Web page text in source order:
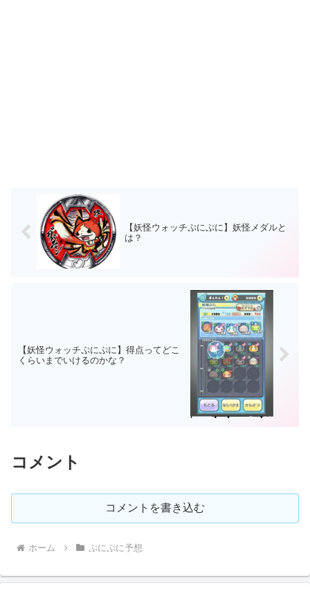
【妖怪ウォッチぷにぷに】妖怪メダルと
は？
【妖怪ウォッチぷにぷに】得点ってどこ
くらいまでいけるのかな？
コメント
コメントを書き込む
ホーム ぷにぷに予想